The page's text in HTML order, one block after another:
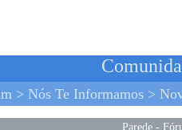
> Nós Te Informamos >
Parede-